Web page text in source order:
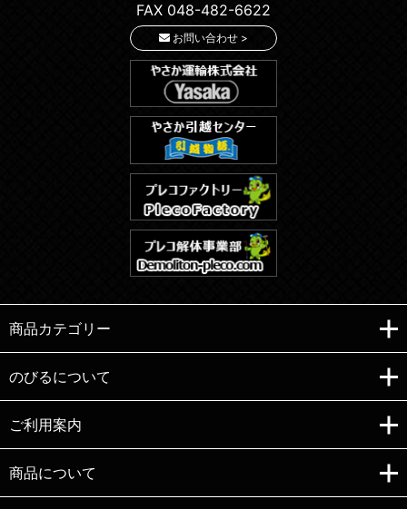
FAX 048-482-6622
お問い合わせ >
商品カテゴリー
のびるについて
ご利用案内
商品についてCopyright (C)e-nobiru All right reserved.